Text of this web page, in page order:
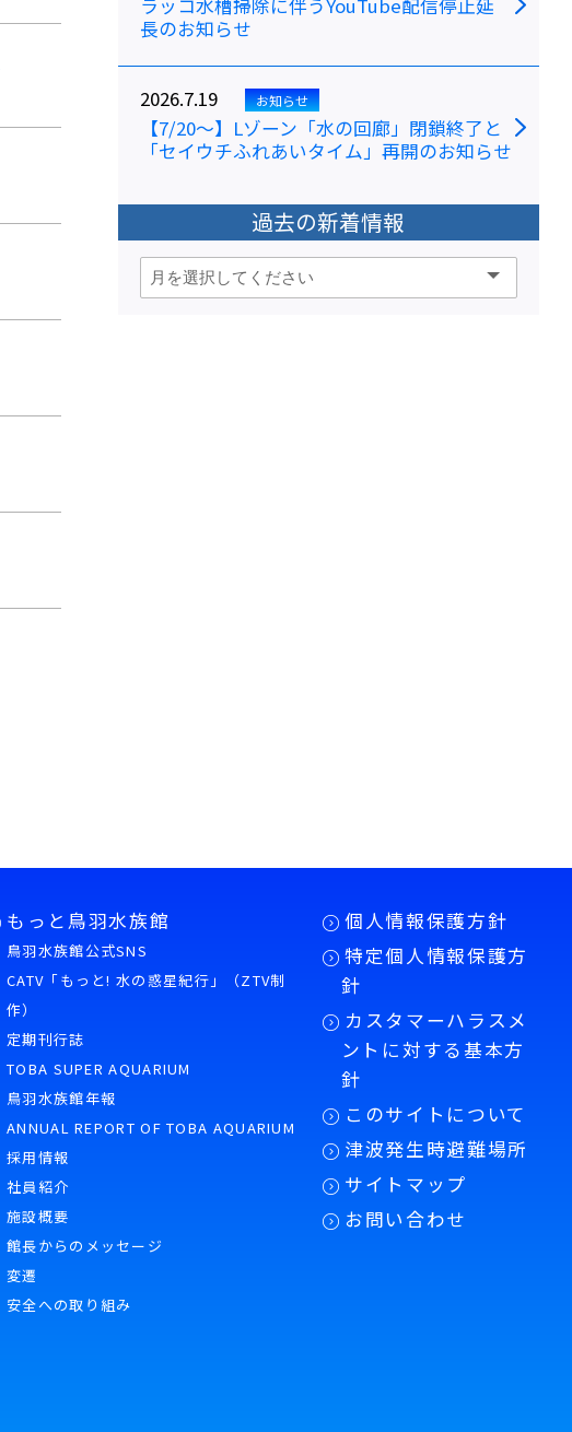
ラッコ水槽掃除に伴うYouTube配信停止延
長のお知らせ
2026.7.19 お知らせ
【7/20～】Lゾーン「水の回廊」閉鎖終了と
「セイウチふれあいタイム」再開のお知らせ
過去の新着情報
もっと鳥羽水族館
鳥羽水族館公式SNS
CATV「もっと! 水の惑星紀行」（ZTV制
作）
定期刊行誌
TOBA SUPER AQUARIUM
鳥羽水族館年報
ANNUAL REPORT OF TOBA AQUARIUM
採用情報
社員紹介
施設概要
館長からのメッセージ
変遷
安全への取り組み
個人情報保護方針
特定個人情報保護方
針
カスタマーハラスメ
ントに対する基本方
針
このサイトについて
津波発生時避難場所
サイトマップ
お問い合わせ